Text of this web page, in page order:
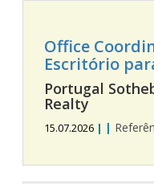
Office
Escritório
Portugal
Realty
15.07.2026 | |